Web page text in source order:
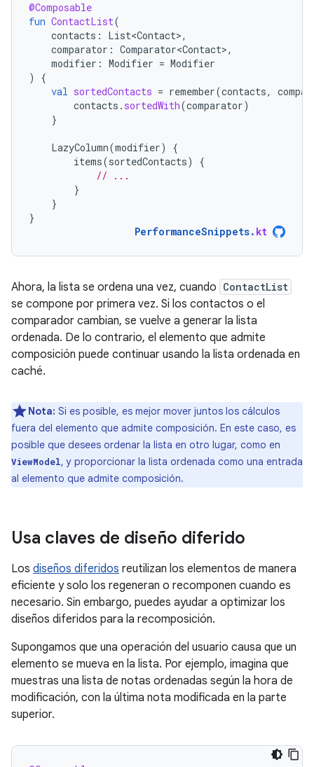
@Composable
fun ContactList(
contacts : List<Contact>,
comparator : Comparator<Contact>,
modifier : Modifier = Modifier
)
{
val sortedContacts = remember(contacts,
contacts . sortedWith(comparator)
}
LazyColumn(modifier)
{
items(sortedContacts)
{
// ...
}
}
}
PerformanceSnippets. kt
Ahora, la lista se ordena una vez, cuando ContactList
se compone por primera vez. Si los contactos o el
comparador cambian, se vuelve a generar la lista
ordenada. De lo contrario, el elemento que admite
composición puede continuar usando la lista ordenada en
caché.
Nota: Si es posible, es mejor mover juntos los cálculos
fuera del elemento que admite composición. En este caso, es
posible que desees ordenar la lista en otro lugar, como en
ViewModel, y proporcionar la lista ordenada como una entrada
al elemento que admite composición.
Usa claves de diseño diferido
Los diseños diferidos reutilizan los elementos de manera
eficiente y solo los regeneran o recomponen cuando es
necesario. Sin embargo, puedes ayudar a optimizar los
diseños diferidos para la recomposición.
Supongamos que una operación del usuario causa que un
elemento se mueva en la lista. Por ejemplo, imagina que
muestras una lista de notas ordenadas según la hora de
modificación, con la última nota modificada en la parte
superior.